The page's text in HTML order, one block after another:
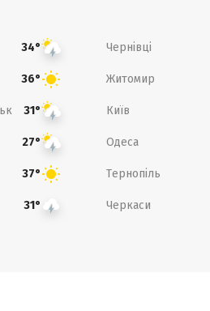
34° Чернівці
36° Житомир
31° Київ
27° Одеса
37° Тернопіль
31° Черкаси